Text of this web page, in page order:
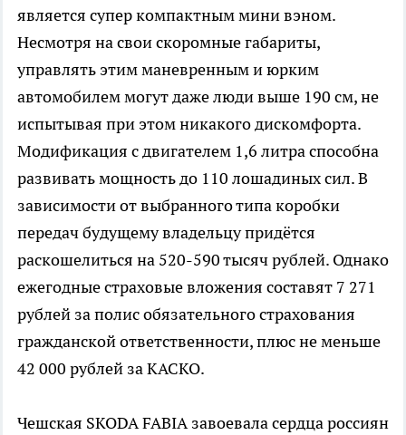
является супер компактным мини вэном.
Несмотря на свои скоромные габариты,
управлять этим маневренным и юрким
автомобилем могут даже люди выше 190 см, не
испытывая при этом никакого дискомфорта.
Модификация с двигателем 1,6 литра способна
развивать мощность до 110 лошадиных сил. В
зависимости от выбранного типа коробки
передач будущему владельцу придётся
раскошелиться на 520-590 тысяч рублей. Однако
ежегодные страховые вложения составят 7 271
рублей за полис обязательного страхования
гражданской ответственности, плюс не меньше
42 000 рублей за КАСКО.
Чешская SKODA FABIA завоевала сердца россиян